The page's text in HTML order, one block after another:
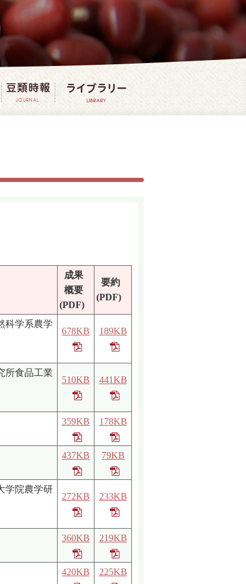
成果
概要
(PDF)
要約
(PDF)
科学系農学
678KB 189KB
所食品工業
510KB 441KB
359KB 178KB
437KB 79KB
学院農学研
272KB 233KB
360KB 219KB
420KB 225KB